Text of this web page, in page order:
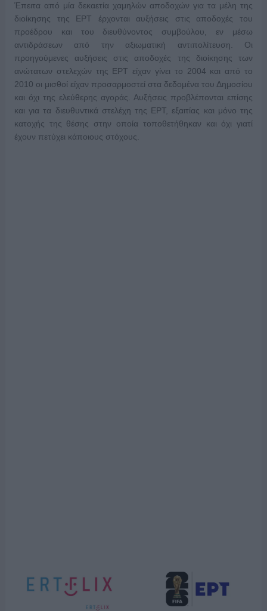
Έπειτα από μία δεκαετία χαμηλών αποδοχών για τα μέλη της
διοίκησης της ΕΡΤ έρχονται αυξήσεις στις αποδοχές του
προέδρου και του διευθύνοντος συμβούλου, εν μέσω
αντιδράσεων από την αξιωματική αντιπολίτευση. Οι
προηγούμενες αυξήσεις στις αποδοχές της διοίκησης των
ανώτατων στελεχών της ΕΡΤ είχαν γίνει το 2004 και από το
2010 οι μισθοί είχαν προσαρμοστεί στα δεδομένα του Δημοσίου
και όχι της ελεύθερης αγοράς. Αυξήσεις προβλέπονται επίσης
και για τα διευθυντικά στελέχη της ΕΡΤ, εξαιτίας και μόνο της
κατοχής της θέσης στην οποία τοποθετήθηκαν και όχι γιατί
έχουν πετύχει κάποιους στόχους.